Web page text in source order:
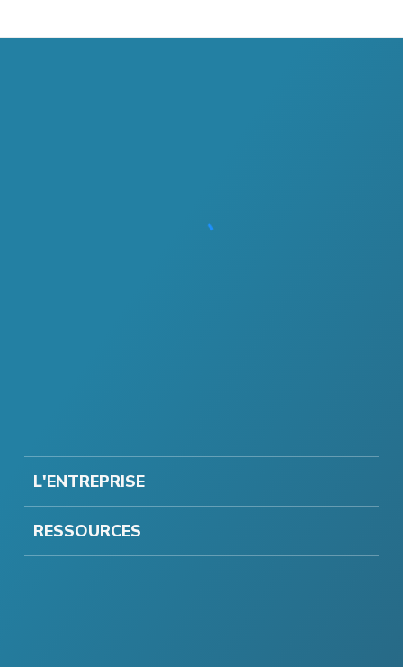
L'ENTREPRISE
RESSOURCES